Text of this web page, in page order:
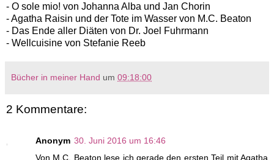
- O sole mio! von Johanna Alba und Jan Chorin
- Agatha Raisin und der Tote im Wasser von M.C. Beaton
- Das Ende aller Diäten von Dr. Joel Fuhrmann
- Wellcuisine von Stefanie Reeb
Bücher in meiner Hand um 09:18:00
2 Kommentare:
Anonym 30. Juni 2016 um 16:46
Von M.C. Beaton lese ich gerade den ersten Teil mit Agatha